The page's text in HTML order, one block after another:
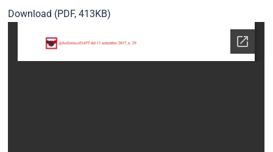
Download (PDF, 413KB)